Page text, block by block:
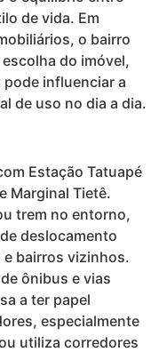
de vida. Em
o bairro
do imóvel,
influenciar a
de uso no dia a dia.
Estação Tatuapé
Marginal Tietê.
trem no entorno,
deslocamento
bairros vizinhos.
ônibus e vias
a ter papel
especialmente
utiliza corredores